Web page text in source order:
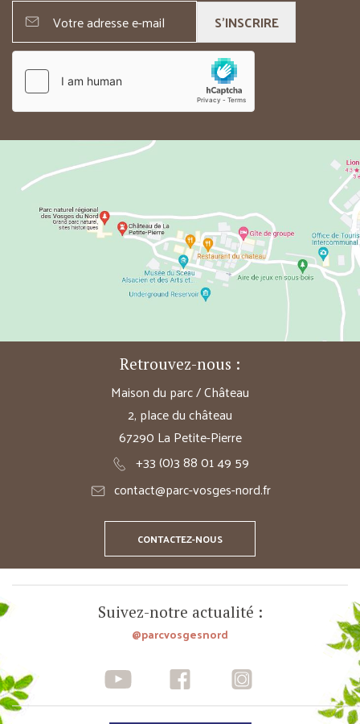
S'INSCRIRE
Retrouvez-nous :
Maison du parc / Château
2, place du château
67290 La Petite-Pierre
+33 (0)3 88 01 49 59
contact@parc-vosges-nord.fr
CONTACTEZ-NOUS
Suivez-notre actualité :
@parcvosgesnord